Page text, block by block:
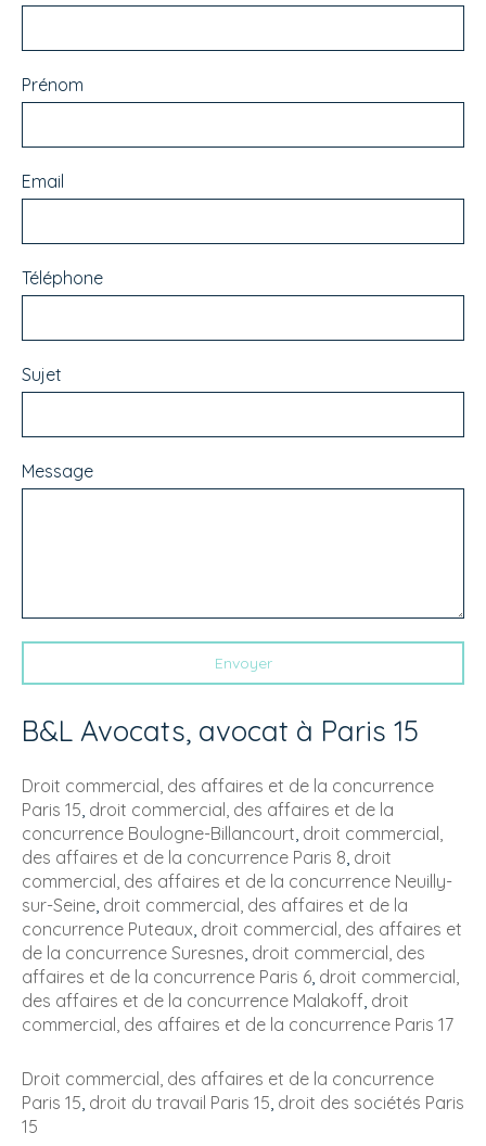
Prénom
Email
Téléphone
Sujet
Message
Envoyer
B&L Avocats, avocat à Paris 15
Droit commercial, des affaires et de la concurrence
Paris 15, droit commercial, des affaires et de la
concurrence Boulogne-Billancourt, droit commercial,
des affaires et de la concurrence Paris 8, droit
commercial, des affaires et de la concurrence Neuilly-
sur-Seine, droit commercial, des affaires et de la
concurrence Puteaux, droit commercial, des affaires et
de la concurrence Suresnes, droit commercial, des
affaires et de la concurrence Paris 6, droit commercial,
des affaires et de la concurrence Malakoff, droit
commercial, des affaires et de la concurrence Paris 17
Droit commercial, des affaires et de la concurrence
Paris 15, droit du travail Paris 15, droit des sociétés Paris
15